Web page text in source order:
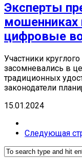
Эксперты
мошенниках
цифровые
Участники
засомневались в
традиционных
законодатели
15.01.2024
Следующая